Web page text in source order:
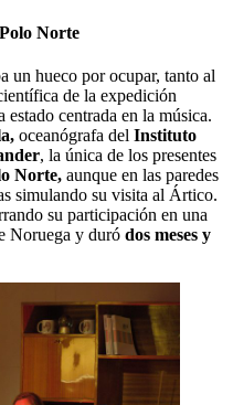
Norte
un hueco por ocupar, tanto al
de la expedición
estado centrada en la música.
oceanógrafa del Instituto
, la única de los presentes
Norte, aunque en las paredes
simulando su visita al Ártico.
su participación en una
Noruega y duró dos meses y